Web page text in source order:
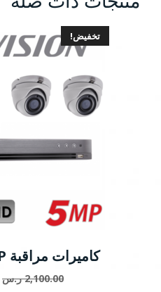
تخفيض!
كاميرات مراقبة hikvision 5MP
2,100.00 ر.س